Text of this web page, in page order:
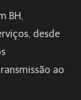
BH,
desde
ao